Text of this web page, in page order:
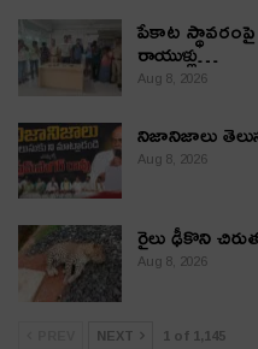
పేకాట
రాయుళ్లు…
Aug 8, 2026
నిజానిజాలు
Aug 8, 2026
రైలు ఢీకొని
Aug 8, 2026
NEXT 1 of 1,145